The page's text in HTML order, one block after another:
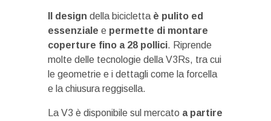
Il design della bicicletta è pulito ed
essenziale e permette di montare
coperture fino a 28 pollici. Riprende
molte delle tecnologie della V3Rs, tra cui
le geometrie e i dettagli come la forcella
e la chiusura reggisella.
La V3 è disponibile sul mercato a partire